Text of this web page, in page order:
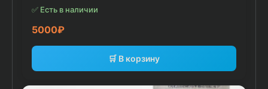
✅ Есть в наличии
5000₽
🛒 В корзину